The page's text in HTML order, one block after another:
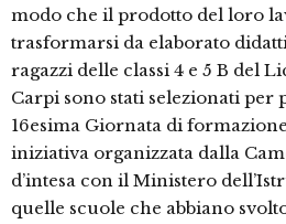
modo che il prodotto del loro
trasformarsi da elaborato
ragazzi delle classi 4 e 5 B del
Carpi sono stati selezionati per
16esima Giornata di
iniziativa organizzata dalla
d’intesa con il Ministero
quelle scuole che abbiano